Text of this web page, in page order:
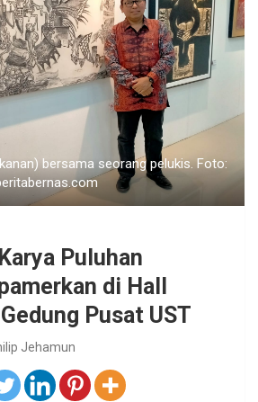
bersama seorang pelukis. Foto:
Puluhan
di Hall
Pusat UST
Jehamun